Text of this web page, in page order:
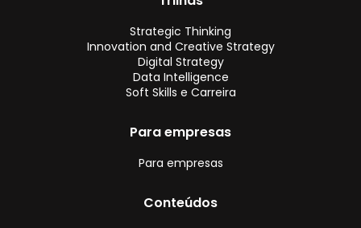
Strategic Thinking
Innovation and Creative Strategy
Digital Strategy
Data Intelligence
Soft Skills e Carreira
Para empresas
Para empresas
Conteúdos